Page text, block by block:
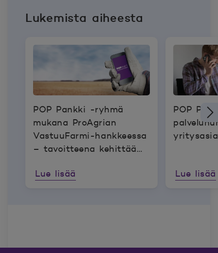
Lukemista aiheesta
POP Pankki -ryhmä
mukana ProAgrian
VastuuFarmi-hankkeessa
– tavoitteena kehittää
vastuullisuusraportointia
Lue lisää
POP
Lue lisää